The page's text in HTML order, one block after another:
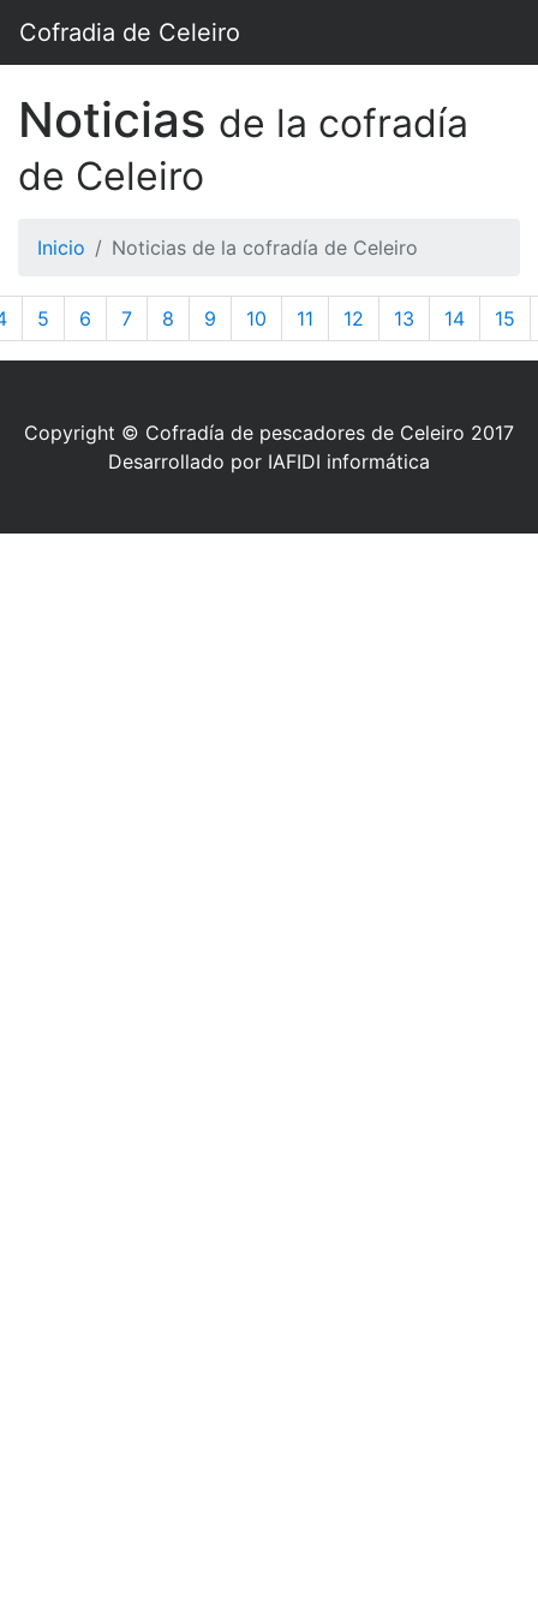
Cofradia de Celeiro
Noticias de la cofradía
de Celeiro
Inicio Noticias de la cofradía de Celeiro
5 6 7 8 9 10 11 12 13 14 15
Copyright © Cofradía de pescadores de Celeiro 2017
Desarrollado por IAFIDI informática